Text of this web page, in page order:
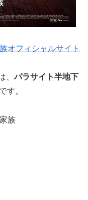
オフィシャルサイト
、パラサイト半地下
です。
族